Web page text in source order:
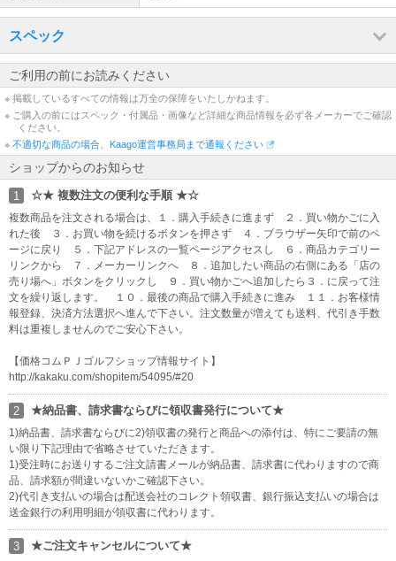
☆ 品番表示について ☆
品番後ろ【 】内の符号は単なる弊店の製品識別区分です。 品質・仕
様には関係ございませんのでお気になさらないで下さい。
スペック
ご利用の前にお読みください
※ 掲載しているすべての情報は万全の保障をいたしかねます。
※ ご購入の前にはスペック・付属品・画像など詳細な商品情報を必ず各メーカーでご確認
ください。
※ 不適切な商品の場合、Kaago運営事務局まで通報ください
ショップからのお知らせ
1 ☆★ 複数注文の便利な手順 ★☆
複数商品を注文される場合は、１．購入手続きに進まず ２．買い物かごに入
れた後 ３．お買い物を続けるボタンを押さず ４．ブラウザー矢印で前のペ
ージに戻り ５．下記アドレスの一覧ページアクセスし ６．商品カテゴリー
リンクから ７．メーカーリンクへ ８．追加したい商品の右側にある「店の
売り場へ」ボタンをクリックし ９．買い物かごへ追加したら３．に戻って注
文を繰り返します。 １０．最後の商品で購入手続きに進み １１．お客様情
報登録、決済方法選択へ進んで下さい。注文数量が増えても送料、代引き手数
料は重複しませんのでご安心下さい。
【価格コムＰＪゴルフショップ情報サイト】
http://kakaku.com/shopitem/54095/#20
2 ★納品書、請求書ならびに領収書発行について★
1)納品書、請求書ならびに2)領収書の発行と商品への添付は、特にご要請の無
い限り下記理由で省略させていただきます。
1)受注時にお送りするご注文請書メールが納品書、請求書に代わりますので商
品、請求額が間違いないかご確認下さい。
2)代引き支払いの場合は配送会社のコレクト領収書、銀行振込支払いの場合は
送金銀行の利用明細が領収書に代わります。
3 ★ご注文キャンセルについて★